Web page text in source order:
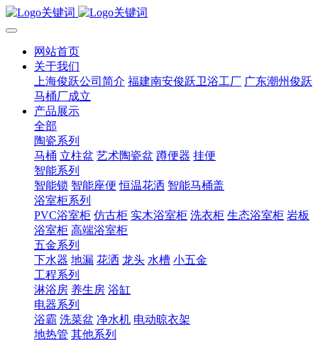
网站首页
关于我们
上海俊跃公司简介 福建南安俊跃卫浴工厂 广东潮州俊跃
马桶厂成立
产品展示
全部
陶瓷系列
马桶 立柱盆 艺术陶瓷盆 蹲便器 挂便
智能系列
智能锁 智能座便 恒温花洒 智能马桶盖
浴室柜系列
PVC浴室柜 仿古柜 实木浴室柜 洗衣柜 生态浴室柜 岩板
浴室柜 高端浴室柜
五金系列
下水器 地漏 花洒 龙头 水槽 小五金
工程系列
淋浴房 养生房 浴缸
电器系列
浴霸 洗菜盆 净水机 电动晾衣架
地热管 其他系列